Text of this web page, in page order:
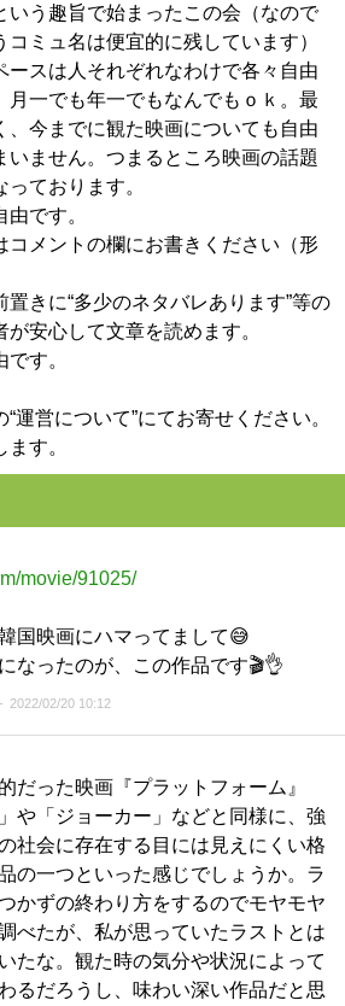
いう趣旨で始まったこの会（なので
コミュ名は便宜的に残しています）
ースは人それぞれなわけで各々自由
月一でも年一でもなんでもｏｋ。最
、今までに観た映画についても自由
いません。つまるところ映画の話題
ております。
由です。
コメントの欄にお書きください（形
置きに“多少のネタバレあります”等の
安心して文章を読めます。
す。
運営について”にてお寄せください。
す。
movie/91025/
国映画にハマってまして😅
なったのが、この作品です🎬👌
2022/02/20 10:12
だった映画『プラットフォーム』
や「ジョーカー」などと同様に、強
社会に存在する目には見えにくい格
の一つといった感じでしょうか。ラ
かずの終わり方をするのでモヤモヤ
べたが、私が思っていたラストとは
たな。観た時の気分や状況によって
るだろうし、味わい深い作品だと思